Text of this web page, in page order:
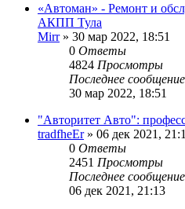
«Автоман» - Ремонт и
АКПП Тула
Mirr» 30 мар 2022, 18:51
0 Ответы
4824 Просмотры
Последнее сообщение
30 мар 2022, 18:51
"Авторитет Авто":
tradfheEr» 06 дек 2021,
0 Ответы
2451 Просмотры
Последнее сообщение
06 дек 2021, 21:13